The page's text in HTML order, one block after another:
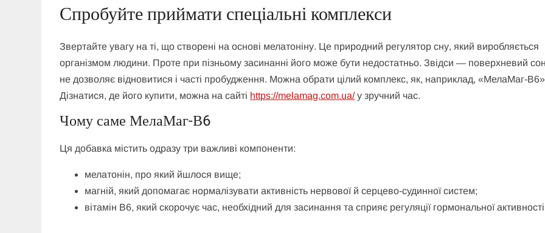
Спробуйте приймати спеціальні комплекси
Звертайте увагу на ті, що створені на основі мелатоніну. Це природний регулятор сну, який виробляється
організмом людини. Проте при пізньому засинанні його може бути недостатньо. Звідси — поверхневий
не дозволяє відновитися і часті пробудження. Можна обрати цілий комплекс, як, наприклад, «МелаМаг-
Дізнатися, де його купити, можна на сайті https://melamag.com.ua/у зручний час.
Чому саме МелаМаг-В6
Ця добавка містить одразу три важливі компоненти:
мелатонін, про який йшлося вище;
магній, який допомагає нормалізувати активність нервової й серцево-судинної систем;
вітамін B6, який скорочує час, необхідний для засинання та сприяє регуляції гормональної